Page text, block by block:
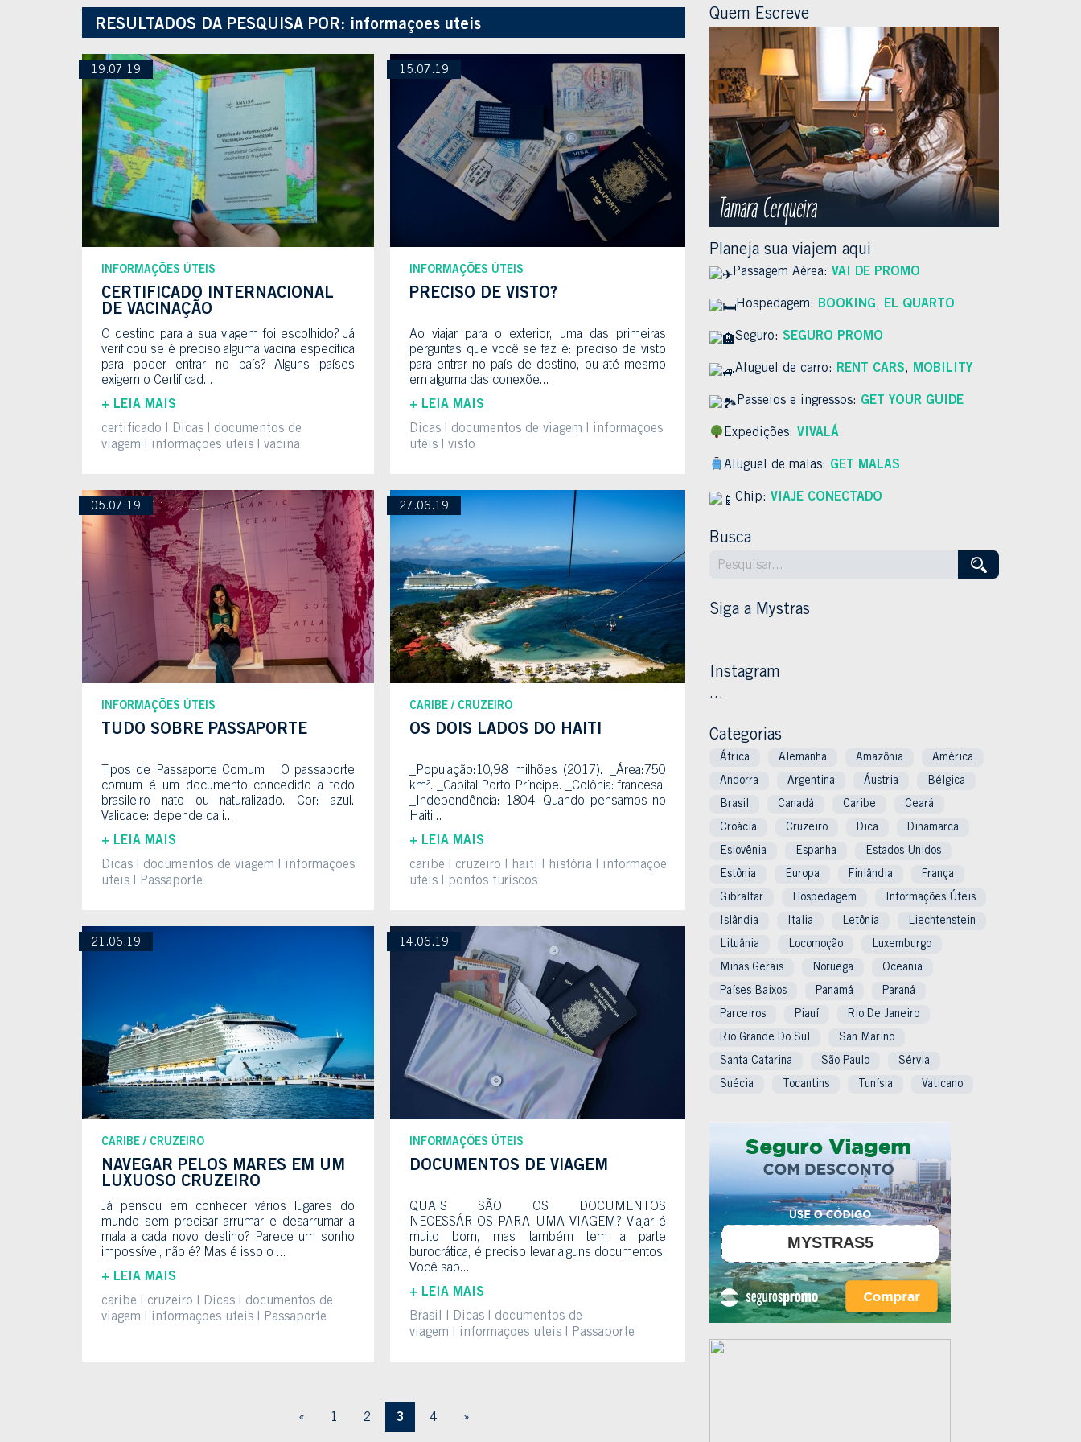
RESULTADOS DA PESQUISA POR: informaçoes uteis
19.07.19
INFORMAÇÕES ÚTEIS
CERTIFICADO INTERNACIONAL
DE VACINAÇÃO
O destino para a sua viagem foi escolhido? Já
verificou se é preciso alguma vacina específica
para poder entrar no país? Alguns países
exigem o Certificad...
+ LEIA MAIS
certificado
Dicas
documentos de
viagem
informaçoes uteis vacina
15.07.19
INFORMAÇÕES ÚTEIS
PRECISO DE VISTO?
Ao viajar para o exterior, uma das primeiras
perguntas que você se faz é: preciso de visto
para entrar no país de destino, ou até mesmo
em alguma das conexõe...
+ LEIA MAIS
Dicas
documentos de viagem
informaçoes
uteis
visto
05.07.19
INFORMAÇÕES ÚTEIS
TUDO SOBRE PASSAPORTE
Tipos de Passaporte Comum O passaporte
comum é um documento concedido a todo
brasileiro nato ou naturalizado. Cor: azul.
Validade: depende da i...
+ LEIA MAIS
Dicas
documentos de viagem
informaçoes
uteis
Passaporte
27.06.19
CARIBE CRUZEIRO
OS DOIS LADOS DO HAITI
_População:10,98 milhões (2017). _Área:750
km². _Capital:Porto Príncipe. _Colônia: francesa.
_Independência: 1804. Quando pensamos no
Haiti...
+ LEIA MAIS
caribe
cruzeiro haiti história
informaçoes
uteis
pontos turíscos
21.06.19
CARIBE CRUZEIRO
NAVEGAR PELOS MARES EM UM
LUXUOSO CRUZEIRO
Já pensou em conhecer vários lugares do
mundo sem precisar arrumar e desarrumar a
mala a cada novo destino? Parece um sonho
impossível, não é? Mas é isso o ...
+ LEIA MAIS
caribe
cruzeiro Dicas
documentos de
viagem
informaçoes uteis Passaporte
14.06.19
INFORMAÇÕES ÚTEIS
DOCUMENTOS DE VIAGEM
QUAIS SÃO OS DOCUMENTOS
NECESSÁRIOS PARA UMA VIAGEM? Viajar é
muito bom, mas também tem a parte
burocrática, é preciso levar alguns documentos.
Você sab...
+ LEIA MAIS
Brasil
Dicas
documentos de
viagem
informaçoes uteis Passaporte
« 1 2 3 4 »
Quem Escreve
Planeja sua viajem aqui
Passagem Aérea: VAI DE PROMO
Hospedagem: BOOKING, EL QUARTO
Seguro: SEGURO PROMO
Aluguel de carro: RENT CARS, MOBILITY
Passeios e ingressos: GET YOUR GUIDE
Expedições:VIVALÁ
Aluguel de malas: GET MALAS
Chip: VIAJE CONECTADO
Busca
Siga a Mystras
Instagram
…
Categorias
África Alemanha Amazônia América
Andorra Argentina Áustria Bélgica
Brasil Canadá Caribe Ceará
Croácia Cruzeiro Dica Dinamarca
Eslovênia Espanha Estados Unidos
Estônia Europa Finlândia França
Gibraltar Hospedagem Informações Úteis
Islândia Italia Letônia Liechtenstein
Lituânia Locomoção Luxemburgo
Minas Gerais Noruega Oceania
Países Baixos Panamá Paraná
Parceiros Piauí Rio De Janeiro
Rio Grande Do Sul San Marino
Santa Catarina São Paulo Sérvia
Suécia Tocantins Tunísia Vaticano
MYSTRAS5